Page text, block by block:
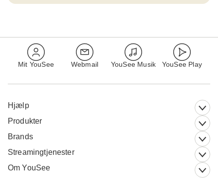
Mit YouSee Webmail YouSee Musik YouSee Play
Hjælp
Produkter
Brands
Streamingtjenester
Om YouSee